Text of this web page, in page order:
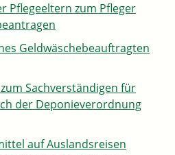
Pflegeeltern zum Pfleger
Geldwäschebeauftragten
Sachverständigen für
der Deponieverordnung
auf Auslandsreisen